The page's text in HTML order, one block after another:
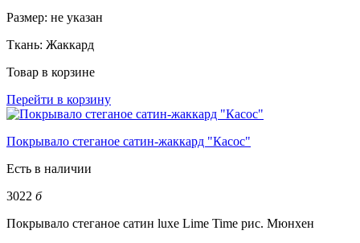
Размер: не указан
Ткань: Жаккард
Товар в корзине
Перейти в корзину
Покрывало стеганое сатин-жаккард "Касос"
Есть в наличии
3022 б
Покрывало стеганое сатин luxe Lime Time рис. Мюнхен